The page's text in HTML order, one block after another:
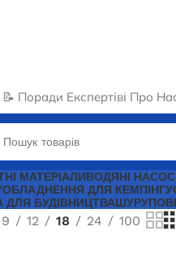
📝 Поради Експертівℹ️ Про
МАТЕРІАЛИВОДЯНІ
ОБЛАДНЕННЯ ДЛЯ КЕМПІНГУ
ДЛЯ БУДІВНИЦТВА
9 12 18 24 100